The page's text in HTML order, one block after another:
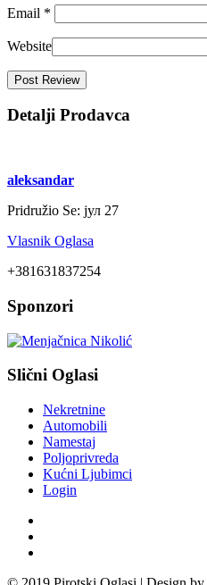
Email *
Website
Detalji Prodavca
aleksandar
Pridružio Se: јул 27
Vlasnik Oglasa
+381631837254
Sponzori
Slični Oglasi
Nekretnine
Automobili
Namestaj
Poljoprivreda
Kućni Ljubimci
Login